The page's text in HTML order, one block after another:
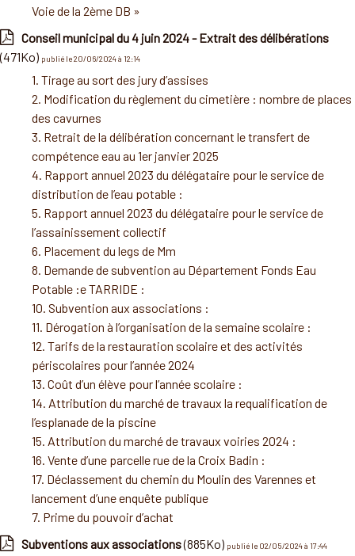
Voie de la 2ème DB »
Conseil municipal du 4 juin 2024 - Extrait des délibérations
(471Ko) publié le 20/06/2024 à 12:14
1. Tirage au sort des jury d’assises
2. Modification du règlement du cimetière : nombre de places
des cavurnes
3. Retrait de la délibération concernant le transfert de
compétence eau au 1er janvier 2025
4. Rapport annuel 2023 du délégataire pour le service de
distribution de l’eau potable :
5. Rapport annuel 2023 du délégataire pour le service de
l’assainissement collectif
6. Placement du legs de Mm
8. Demande de subvention au Département Fonds Eau
Potable :e TARRIDE :
10. Subvention aux associations :
11. Dérogation à l’organisation de la semaine scolaire :
12. Tarifs de la restauration scolaire et des activités
périscolaires pour l’année 2024
13. Coût d’un élève pour l’année scolaire :
14. Attribution du marché de travaux la requalification de
l’esplanade de la piscine
15. Attribution du marché de travaux voiries 2024 :
16. Vente d’une parcelle rue de la Croix Badin :
17. Déclassement du chemin du Moulin des Varennes et
lancement d’une enquête publique
7. Prime du pouvoir d’achat
Subventions aux associations(885Ko) publié le 02/05/2024 à 17:44